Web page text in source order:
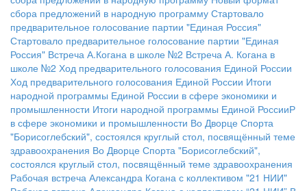
сбора предложений в народную программу Стартовало
предварительное голосование партии "Единая Россия"
Стартовало предварительное голосование партии "Единая
Россия" Встреча А.Когана в школе №2 Встреча А. Когана в
школе №2 Ход предварительного голосования Единой России
Ход предварительного голосования Единой России Итоги
народной программы Единой России в сфере экономики и
промышленности Итоги народной программы Единой РоссииР
в сфере экономики и промышленности Во Дворце Спорта
"Борисоглебский", состоялся круглый стол, посвящённый теме
здравоохранения Во Дворце Спорта "Борисоглебский",
состоялся круглый стол, посвящённый теме здравоохранения
Рабочая встреча Александра Когана с коллективом "21 НИИ"